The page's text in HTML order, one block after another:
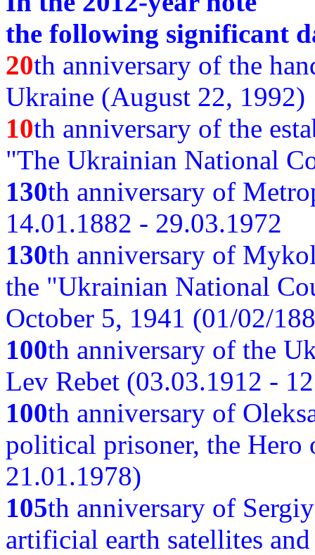
the following significant
20th anniversary of the
Ukraine (August 22, 1992)
10th anniversary of the
"The Ukrainian National
130th anniversary of
14.01.1882 - 29.03.1972
130th anniversary of
the "Ukrainian National
October 5, 1941 (01/02/
100th anniversary of the
Lev Rebet (03.03.1912 -
100th anniversary of
political prisoner, the
21.01.1978)
105th anniversary of
artificial earth satellites